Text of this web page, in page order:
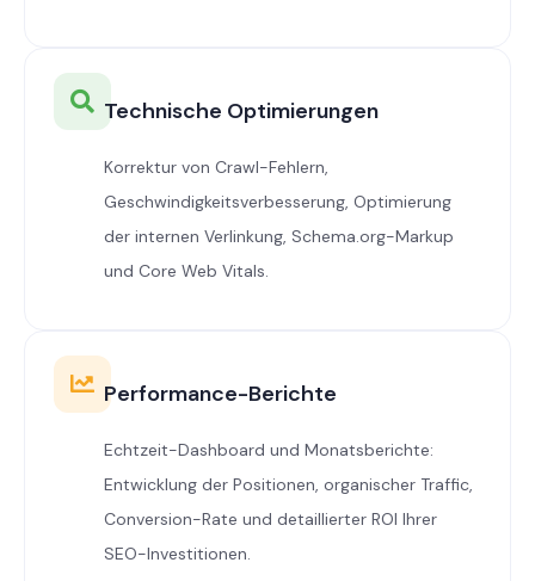
Technische Optimierungen
Korrektur von Crawl-Fehlern,
Geschwindigkeitsverbesserung, Optimierung
der internen Verlinkung, Schema.org-Markup
und Core Web Vitals.
Performance-Berichte
Echtzeit-Dashboard und Monatsberichte:
Entwicklung der Positionen, organischer Traffic,
Conversion-Rate und detaillierter ROI Ihrer
SEO-Investitionen.